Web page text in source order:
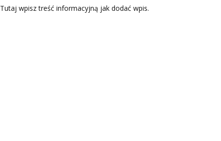
Tutaj wpisz treść informacyjną jak dodać wpis.